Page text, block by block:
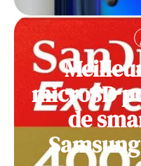
microSD
de